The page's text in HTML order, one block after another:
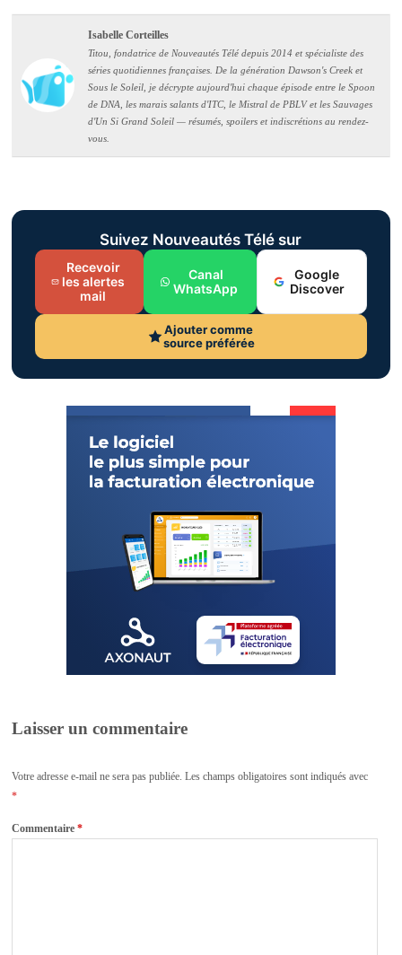
Isabelle Corteilles
Titou, fondatrice de Nouveautés Télé depuis 2014 et spécialiste des
séries quotidiennes françaises. De la génération Dawson's Creek et
Sous le Soleil, je décrypte aujourd'hui chaque épisode entre le Spoon
de DNA, les marais salants d'ITC, le Mistral de PBLV et les Sauvages
d'Un Si Grand Soleil — résumés, spoilers et indiscrétions au rendez-
vous.
Suivez Nouveautés Télé sur
Recevoir
les alertes
mail
Canal
WhatsApp
Google
Discover
Ajouter comme
source préférée
Laisser un commentaire
Votre adresse e-mail ne sera pas publiée. Les champs obligatoires sont indiqués avec
*
Commentaire*